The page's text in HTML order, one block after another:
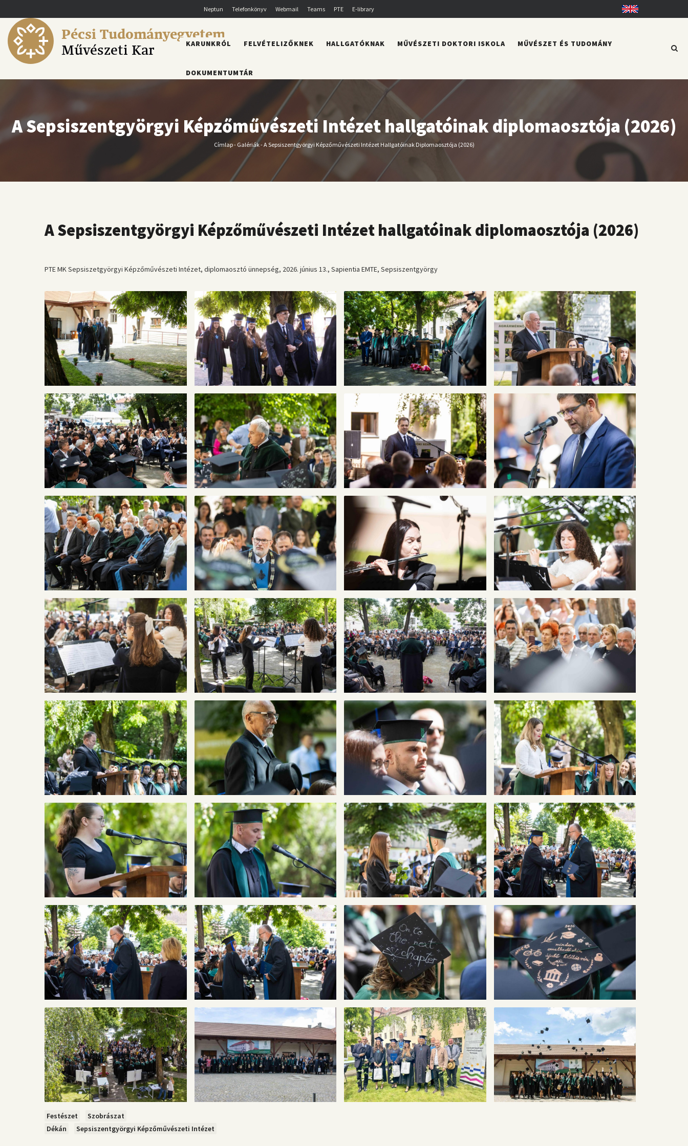
a
tartalomra
Neptun Telefonkönyv Webmail Teams PTE E-library English
Pécsi Tudományegyetem
Művészeti Kar
FŐMENÜ
KARUNKRÓL FELVÉTELIZŐKNEK HALLGATÓKNAK MŰVÉSZETI DOKTORI ISKOLA MŰVÉSZET ÉS TUDOMÁNY
DOKUMENTUMTÁR
A Sepsiszentgyörgyi Képzőművészeti Intézet hallgatóinak diplomaosztója (2026)
Morzsa
Címlap- Galériák-A Sepsiszentgyörgyi Képzőművészeti Intézet Hallgatóinak Diplomaosztója (2026)
A Sepsiszentgyörgyi Képzőművészeti Intézet hallgatóinak diplomaosztója (2026)
PTE MK Sepsiszetgyörgyi Képzőművészeti Intézet, diplomaosztó ünnepség, 2026. június 13., Sapientia EMTE, Sepsiszentgyörgy
Festészet
Szobrászat
Dékán
Sepsiszentgyörgyi Képzőművészeti Intézet